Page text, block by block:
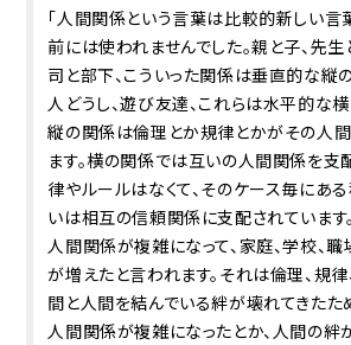
「人間関係という言葉は比較的新しい言
前には使われませんでした。親と子、先
司と部下、こういった関係は垂直的な縦
人どうし、遊び友達、これらは水平的な
縦の関係は倫理とか規律とかがその人
ます。横の関係では互いの人間関係を
律やルールはなくて、そのケース毎にあ
いは相互の信頼関係に支配されています
人間関係が複雑になって、家庭、学校、
が増えたと言われます。それは倫理、規
間と人間を結んでいる絆が壊れてきたた
人間関係が複雑になったとか、人間の絆